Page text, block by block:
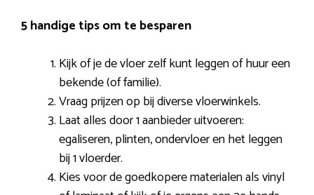
5 handige tips om te besparen
Kijk of je de vloer zelf kunt leggen of huur een
bekende (of familie).
Vraag prijzen op bij diverse vloerwinkels.
Laat alles door 1 aanbieder uitvoeren:
egaliseren, plinten, ondervloer en het leggen
bij 1 vloerder.
Kies voor de goedkopere materialen als vinyl